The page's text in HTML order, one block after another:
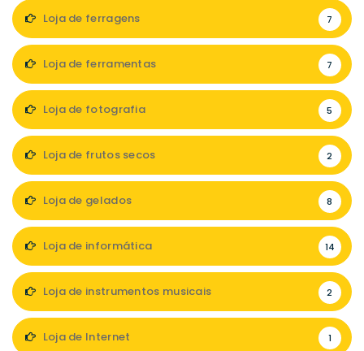
Loja de ferragens 7
Loja de ferramentas 7
Loja de fotografia 5
Loja de frutos secos 2
Loja de gelados 8
Loja de informática 14
Loja de instrumentos musicais 2
Loja de Internet 1